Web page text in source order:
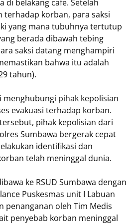
di belakang cafe. Setelah
terhadap korban, para saksi
yang mana tubuhnya tertutup
berada dibawah tebing
saksi datang menghampiri
bahwa itu adalah
tahun).
menghubungi pihak kepolisian
evakuasi terhadap korban.
pihak kepolisian dari
Sumbawa bergerak cepat
identifikasi dan
telah meninggal dunia.
ke RSUD Sumbawa dengan
Puskesmas unit I Labuan
penanganan oleh Tim Medis
penyebab korban meninggal